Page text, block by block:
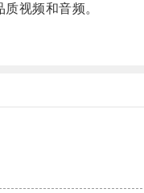
视频和音频。